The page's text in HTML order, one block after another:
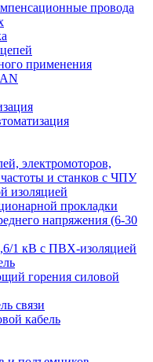
провода
применения
электромоторов,
частоты и станков с ЧПУ
изоляцией
прокладки
напряжения (6-30
1 кВ с ПВХ-изоляцией
горения силовой
связи
кабель